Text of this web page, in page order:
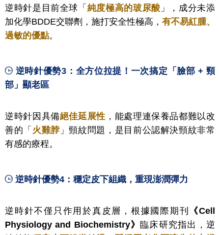
逆時針是目前全球「 純度極高的玻尿酸 」，成分未添
加化學BDDE交聯劑，施打安全性極高， 有不易紅腫、
過敏的優點。
逆時針優勢3：全方位拉提！一次搞定「臉部 + 頸
部」顯老區
逆時針因具備絕佳延展性 ，能處理連保養品都難以改
善的「 火雞脖 」頸紋問題，是目前公認解決頸紋非常
有感的療程。
逆時針優勢4：穩定皮下組織，重現澎潤彈力
逆時針不僅只作用於真皮層，根據國際期刊 《Cell
Physiology and Biochemistry》 臨床研究指出，逆